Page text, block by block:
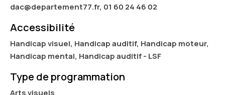
dac@departement77.fr, 01 60 24 46 02
Accessibilité
Handicap visuel, Handicap auditif, Handicap moteur,
Handicap mental, Handicap auditif - LSF
Type de programmation
Arts visuels